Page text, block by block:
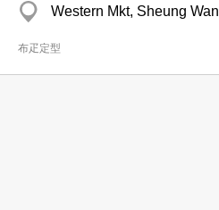
Western Mkt, Sheung Wan
布疋定型